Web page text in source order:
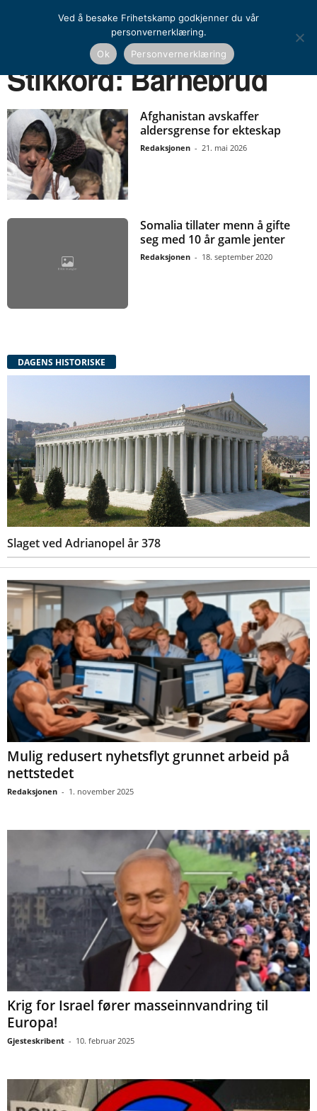
Barnebrud
Stikkord: Barnebrud
Afghanistan avskaffer
aldersgrense for ekteskap
Redaksjonen - 21. mai 2026
Somalia tillater menn å gifte
seg med 10 år gamle jenter
Redaksjonen - 18. september 2020
DAGENS HISTORISKE
Slaget ved Adrianopel år 378
Mulig redusert nyhetsflyt grunnet arbeid på
nettstedet
Redaksjonen - 1. november 2025
Krig for Israel fører masseinnvandring til
Europa!
Gjesteskribent - 10. februar 2025
Ved å besøke Frihetskamp godkjenner du vår
personvernerklæring.
Ok
Personvernerklæring